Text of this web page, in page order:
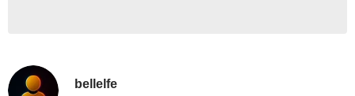
bellelfe